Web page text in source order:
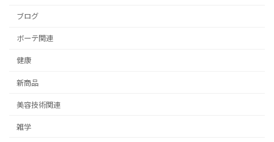
ブログ
ボーテ関連
健康
新商品
美容技術関連
雑学